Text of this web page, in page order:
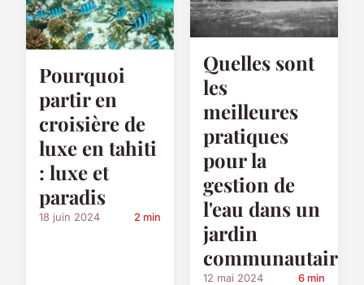
Pourquoi
partir en
croisière de
luxe en tahiti
: luxe et
paradis
18 juin 2024 2 min
Quelles sont
les
meilleures
pratiques
pour la
gestion de
l'eau dans un
jardin
communautaire?
12 mai 2024 6 min